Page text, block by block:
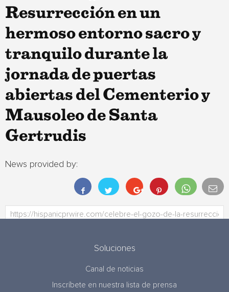
Resurrección en un
hermoso entorno sacro y
tranquilo durante la
jornada de puertas
abiertas del Cementerio y
Mausoleo de Santa
Gertrudis
News provided by:
Soluciones
Canal de noticias
Inscríbete en nuestra lista de prensa